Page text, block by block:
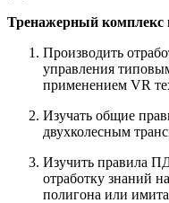
Тренажерный комплекс
Производить
управления
применением VR
Изучать общие
двухколесным
Изучить правила
отработку знаний
полигона или